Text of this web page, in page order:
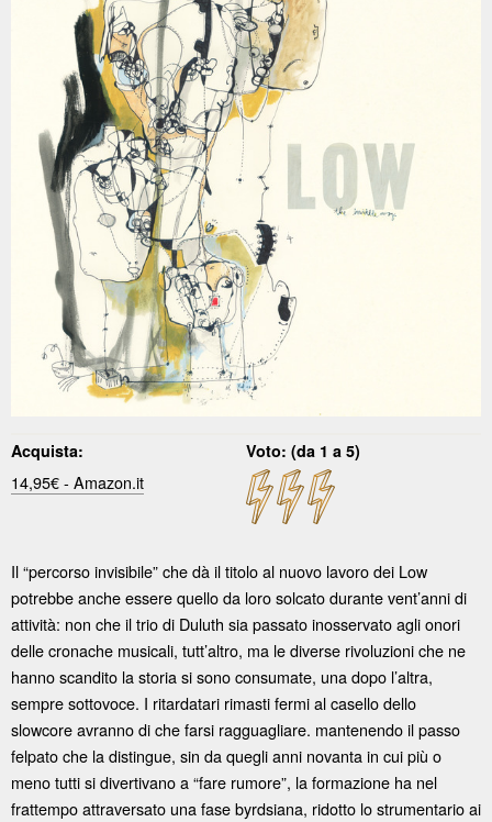
Acquista: Voto: (da 1 a 5)
14,95€ - Amazon.it
Il “percorso invisibile” che dà il titolo al nuovo lavoro dei Low
potrebbe anche essere quello da loro solcato durante vent’anni di
attività: non che il trio di Duluth sia passato inosservato agli onori
delle cronache musicali, tutt’altro, ma le diverse rivoluzioni che ne
hanno scandito la storia si sono consumate, una dopo l’altra,
sempre sottovoce. I ritardatari rimasti fermi al casello dello
slowcore avranno di che farsi ragguagliare. mantenendo il passo
felpato che la distingue, sin da quegli anni novanta in cui più o
meno tutti si divertivano a “fare rumore”, la formazione ha nel
frattempo attraversato una fase byrdsiana, ridotto lo strumentario ai